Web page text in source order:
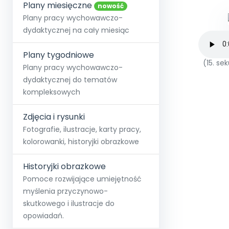
Społeczność
+48 12 631 04 10
kontakt@blizejprzedszkola.pl
O miesięczniku
Strona główna
O Akademii
Akademia
Poznaj pakiet MAX
Testuj przez 7 dni
E-
Pełen
Wszystkie projekty
Skontaktuj się
Dodaj wpis
Plany miesięczne nowość
Plany pracy wychowawczo-
dydaktycznej na cały miesiąc
Plany tygodniowe
Plany pracy wychowawczo-
dydaktycznej do tematów
kompleksowych
Zdjęcia i rysunki
Fotografie, ilustracje, karty pracy,
kolorowanki, historyjki obrazkowe
Historyjki obrazkowe
Pomoce rozwijające umiejętność
myślenia przyczynowo-
skutkowego i ilustracje do
opowiadań.
(15.